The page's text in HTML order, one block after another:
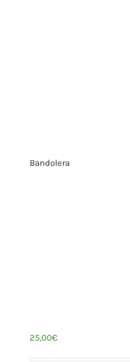
Bandolera
25,00€